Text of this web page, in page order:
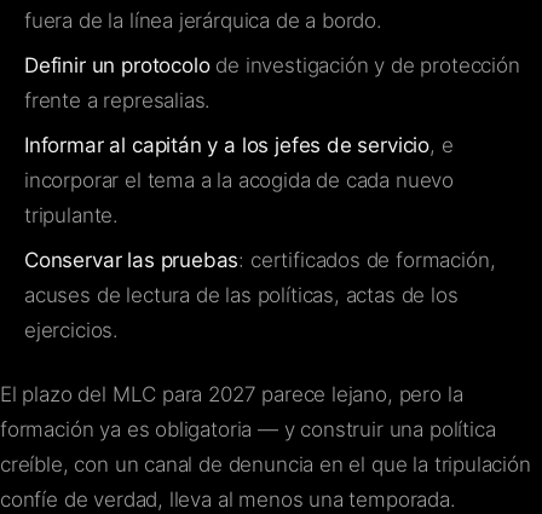
fuera de la línea jerárquica de a bordo.
Definir un protocolode investigación y de protección
frente a represalias.
Informar al capitán y a los jefes de servicio, e
incorporar el tema a la acogida de cada nuevo
tripulante.
Conservar las pruebas: certificados de formación,
acuses de lectura de las políticas, actas de los
ejercicios.
El plazo del MLC para 2027 parece lejano, pero la
formación ya es obligatoria — y construir una política
creíble, con un canal de denuncia en el que la tripulación
confíe de verdad, lleva al menos una temporada.